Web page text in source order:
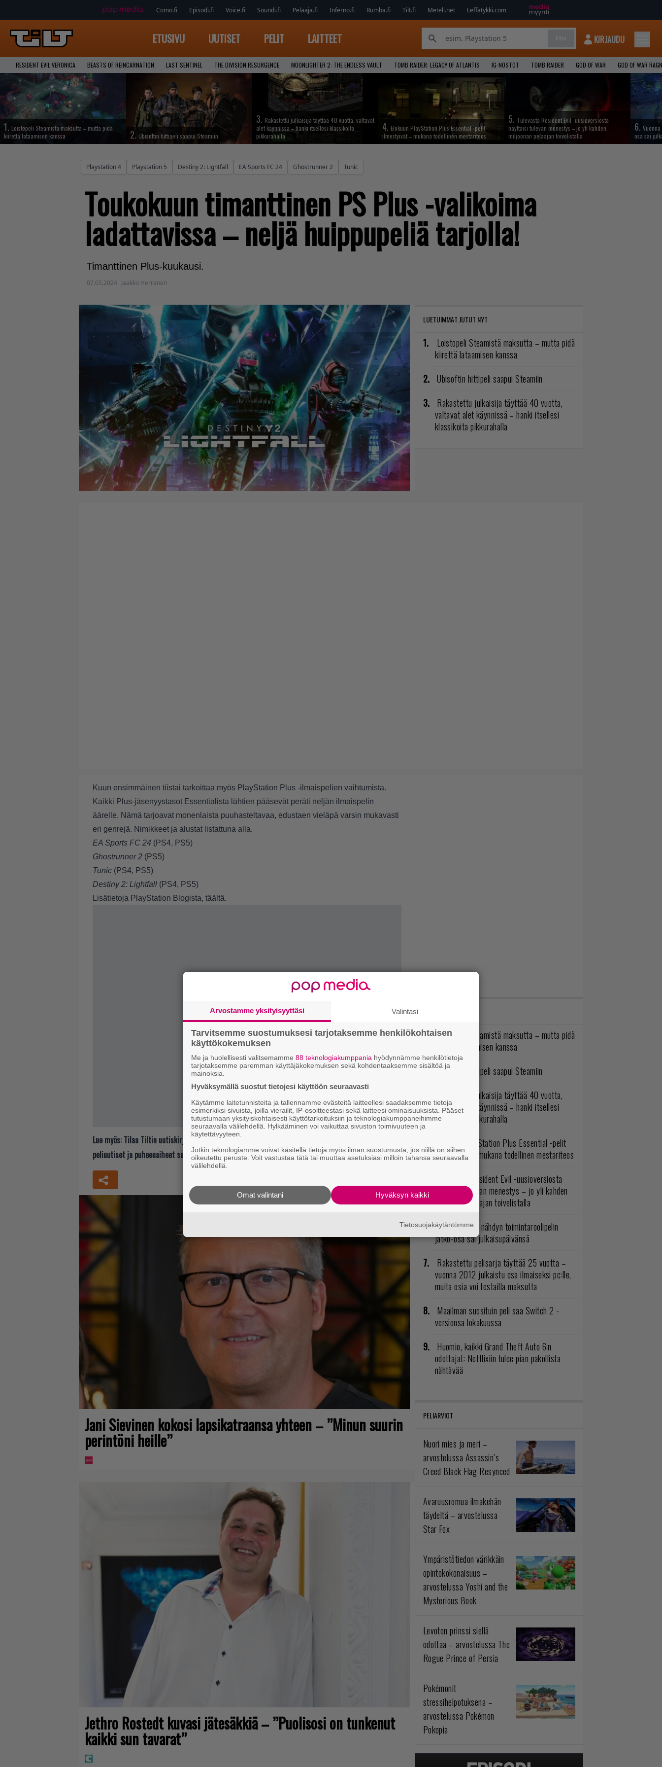
Como.fi Episodi.fi Voice.fi Soundi.fi Pelaaja.fi Inferno.fi Rumba.fi Tilt.fi Meteli.net Leffatykki.com
ETUSIVU UUTISET PELIT LAITTEET KIRJAUDU
RESIDENT EVIL VERONICA BEASTS OF REINCARNATION LAST SENTINEL THE DIVISION RESURGENCE MOONLIGHTER 2: THE ENDLESS VAULT TOMB RAIDER: LEGACY OF ATLANTIS IG-NOSTOT TOMB RAIDER GOD OF WAR GOD OF WAR
1. Loistopeli Steamistä maksutta – mutta pidä
kiirettä lataamisen kanssa
2. Ubisoftin hittipeli saapui Steamiin
3. Rakastettu julkaisija täyttää 40 vuotta, valtavat
alet käynnissä – hanki itsellesi klassikoita
pikkurahalla
4. Elokuun PlayStation Plus Essential -pelit
ilmestyivät – mukana todellinen mestariteos
5. Tulevasta Resident Evil -uusioversiosta
näyttäisi tulevan menestys – jo yli kahden
miljoonan pelaajan toivelistalla
6.
osa sai
Playstation 4 Playstation 5 Destiny 2: Lightfall EA Sports FC 24 Ghostrunner 2 Tunic
Toukokuun timanttinen PS Plus -valikoima
ladattavissa – neljä huippupeliä tarjolla!
Timanttinen Plus-kuukausi.
07.05.2024 Jaakko Herranen
LUETUIMMAT JUTUT NYT
Loistopeli Steamistä maksutta – mutta pidä
kiirettä lataamisen kanssa
Ubisoftin hittipeli saapui Steamiin
Rakastettu julkaisija täyttää 40 vuotta,
valtavat alet käynnissä – hanki itsellesi
klassikoita pikkurahalla
Kuun ensimmäinen tiistai tarkoittaa myös PlayStation Plus -ilmaispelien vaihtumista.
Kaikki Plus-jäsenyystasot Essentialista lähtien pääsevät peräti neljän ilmaispelin
äärelle. Nämä tarjoavat monenlaista puuhasteltavaa, edustaen vieläpä varsin mukavasti
eri genrejä. Nimikkeet ja alustat listattuna alla.
EA Sports FC 24 (PS4, PS5)
Ghostrunner 2 (PS5)
Tunic (PS4, PS5)
Destiny 2: Lightfall (PS4, PS5)
Lisätietoja PlayStation Blogista, täältä.
Lue myös: Tilaa Tiltin uutiskirje ja tiedät mistä kahvitauolla puhutaan! Nappaa ajankohtaiset
peliuutiset ja puheenaiheet suoraan sähköpostiin tästä.
Jani Sievinen kokosi lapsikatraansa yhteen – ”Minun suurin
perintöni heille”
Jethro Rostedt kuvasi jätesäkkiä – ”Puolisosi on tunkenut
kaikki sun tavarat”
Loistopeli Steamistä maksutta – mutta pidä
kiirettä lataamisen kanssa
Ubisoftin hittipeli saapui Steamiin
Rakastettu julkaisija täyttää 40 vuotta,
valtavat alet käynnissä – hanki itsellesi
klassikoita pikkurahalla
Elokuun PlayStation Plus Essential -pelit
ilmestyivät – mukana todellinen mestariteos
Tulevasta Resident Evil -uusioversiosta
näyttäisi tulevan menestys – jo yli kahden
miljoonan pelaajan toivelistalla
Vuonna 2018 nähdyn toimintaroolipelin
jatko-osa sai julkaisupäivänsä
Rakastettu pelisarja täyttää 25 vuotta –
vuonna 2012 julkaistu osa ilmaiseksi pc:lle,
muita osia voi testailla maksutta
Maailman suosituin peli saa Switch 2 -
versionsa lokakuussa
Huomio, kaikki Grand Theft Auto 6:n
odottajat: Netflixiin tulee pian pakollista
nähtävää
PELIARVIOT
Nuori mies ja meri –
arvostelussa Assassin’s
Creed Black Flag Resynced
Avaruusromua ilmakehän
täydeltä – arvostelussa
Star Fox
Ympäristötiedon värikkäin
opintokokonaisuus –
arvostelussa Yoshi and the
Mysterious Book
Levoton prinssi siellä
odottaa – arvostelussa The
Rogue Prince of Persia
Pokémonit
stressihelpotuksena –
arvostelussa Pokémon
Pokopia
Arvostamme yksityisyyttäsi Valintasi
Tarvitsemme suostumuksesi tarjotaksemme henkilökohtaisen
käyttökokemuksen
Me ja huolellisesti valitsemamme 88 teknologiakumppania hyödynnämme henkilötietoja
tarjotaksemme paremman käyttäjäkokemuksen sekä kohdentaaksemme sisältöä ja
mainoksia.
Hyväksymällä suostut tietojesi käyttöön seuraavasti
Käytämme laitetunnisteita ja tallennamme evästeitä laitteellesi saadaksemme tietoja
esimerkiksi sivuista, joilla vierailit, IP-osoitteestasi sekä laitteesi ominaisuuksista. Pääset
tutustumaan yksityiskohtaisesti käyttötarkoituksiin ja teknologiakumppaneihimme
seuraavalla välilehdellä. Hylkääminen voi vaikuttaa sivuston toimivuuteen ja
käytettävyyteen.
Jotkin teknologiamme voivat käsitellä tietoja myös ilman suostumusta, jos niillä on siihen
oikeutettu peruste. Voit vastustaa tätä tai muuttaa asetuksiasi milloin tahansa seuraavalla
välilehdellä.
Hyväksyn kaikki
Omat valintani
Tietosuojakäytäntömme